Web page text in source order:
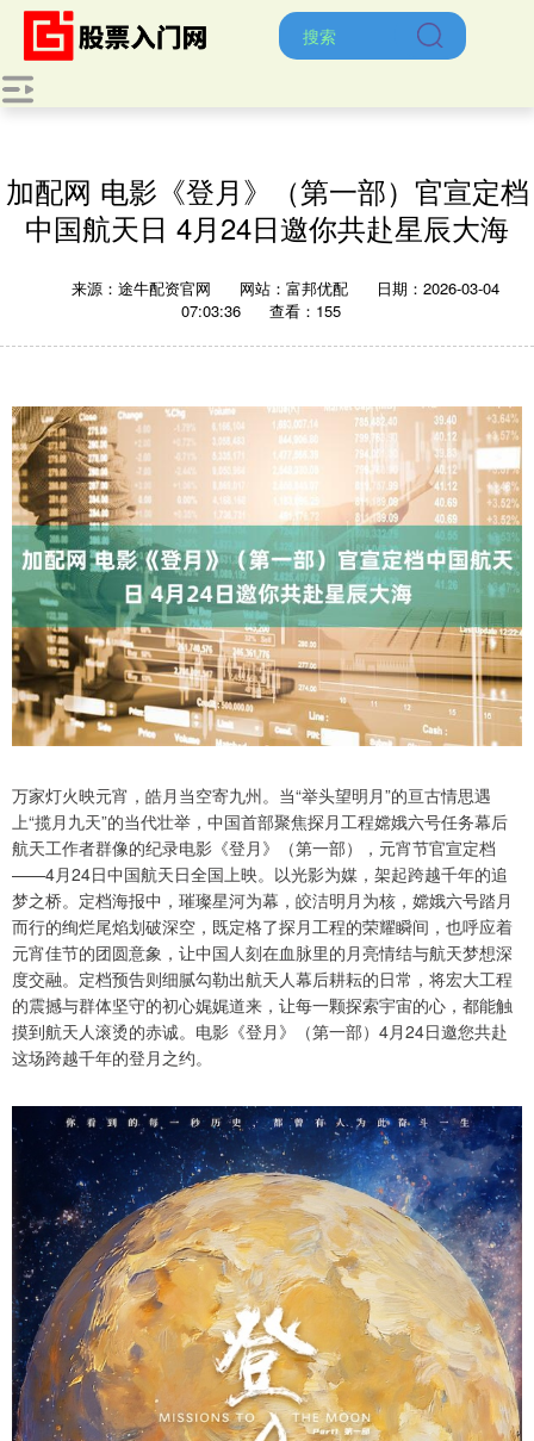
加配网 电影《登月》（第一部）官宣定档
中国航天日 4月24日邀你共赴星辰大海
来源：途牛配资官网 网站：富邦优配
日期：2026-03-04
07:03:36
查看：155
万家灯火映元宵，皓月当空寄九州。当“举头望明月”的亘古情思遇
上“揽月九天”的当代壮举，中国首部聚焦探月工程嫦娥六号任务幕后
航天工作者群像的纪录电影《登月》（第一部），元宵节官宣定档
——4月24日中国航天日全国上映。以光影为媒，架起跨越千年的追
梦之桥。定档海报中，璀璨星河为幕，皎洁明月为核，嫦娥六号踏月
而行的绚烂尾焰划破深空，既定格了探月工程的荣耀瞬间，也呼应着
元宵佳节的团圆意象，让中国人刻在血脉里的月亮情结与航天梦想深
度交融。定档预告则细腻勾勒出航天人幕后耕耘的日常，将宏大工程
的震撼与群体坚守的初心娓娓道来，让每一颗探索宇宙的心，都能触
摸到航天人滚烫的赤诚。电影《登月》（第一部）4月24日邀您共赴
这场跨越千年的登月之约。